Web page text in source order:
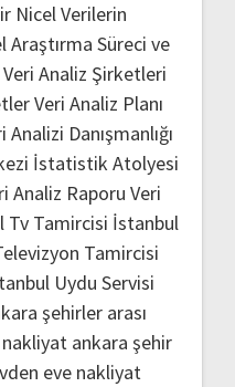
Nicel Verilerin
Araştırma Süreci ve
Veri Analiz Şirketleri
Veri Analiz Planı
Analizi Danışmanlığı
İstatistik Atolyesi
Analiz Raporu Veri
Tv Tamircisi İstanbul
Tamircisi
Uydu Servisi
şehirler arası
ankara şehir
eve nakliyat